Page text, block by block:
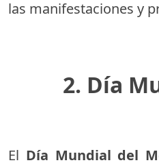
las manifestaciones y
2. Día
El Día Mundial del